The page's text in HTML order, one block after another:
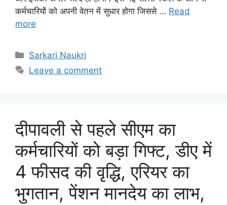
कर्मचारियों को अपनी वेतन में सुधार होगा जिससे … Read
more
Categories
Sarkari Naukri
Leave a comment
दीपावली से पहले सीएम का
कर्मचारियों को बड़ा गिफ्ट, डीए में
4 फीसद की वृद्धि, एरियर का
भुगतान, पेंशन मानदेय का लाभ,